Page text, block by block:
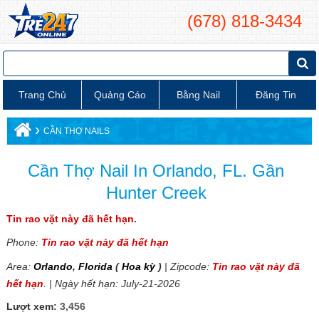
(678) 818-3434
Trang Chủ Quảng Cáo Bằng Nail Đăng Tin
› CẦN THỢ NAILS
Cần Thợ Nail In Orlando, FL. Gần
Hunter Creek
Tin rao vặt này đã hết hạn.
Phone: Tin rao vặt này đã hết hạn
Area: Orlando, Florida (Hoa kỳ)| Zipcode: Tin rao vặt này đã
hết hạn . | Ngày hết hạn: July-21-2026
Lượt xem: 3,456